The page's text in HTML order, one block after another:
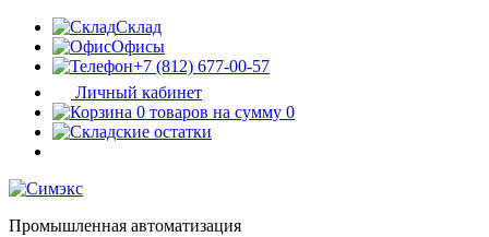
Склад
Офисы
+7 (812) 677-00-57
Личный кабинет
0 товаров на сумму 0
Промышленная автоматизация